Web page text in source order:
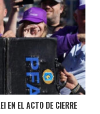
EN EL ACTO DE CIERRE